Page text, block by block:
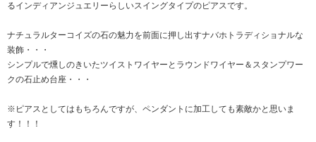
るインディアンジュエリーらしいスイングタイプのピアスです。
ナチュラルターコイズの石の魅力を前面に押し出すナバホトラディショナルな
装飾・・・
シンプルで燻しのきいたツイストワイヤーとラウンドワイヤー＆スタンプワー
クの石止め台座・・・
※ピアスとしてはもちろんですが、ペンダントに加工しても素敵かと思いま
す！！！